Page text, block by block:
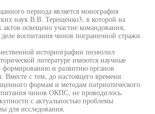
периода является монография
наук В.В. Терещенко3, в которой на
освещено участие командования,
воспитания чинов пограничной стражи.
историографии позволил
литературе имеются научные
и развитию органов
Вместе с тем, до настоящего времени
формам и методам патриотического
чинов ОКПС, не проводилось.
с актуальностью проблемы
для исследования.